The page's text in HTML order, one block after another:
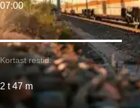
Kortast restid:
2 t 47 m
07:00